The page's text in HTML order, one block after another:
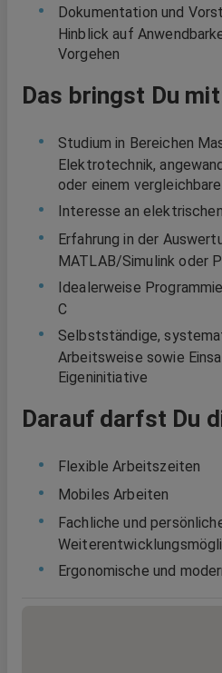
Dokumentation und
Hinblick auf
Vorgehen
Das bringst Du
Studium in Bereichen
Elektrotechnik,
oder einem
Interesse an
Erfahrung in der
MATLAB/Simulink oder
Idealerweise
C
Selbstständige,
Arbeitsweise sowie
Eigeninitiative
Darauf darfst Du
Flexible Arbeitszeiten
Mobiles Arbeiten
Fachliche und
Ergonomische und